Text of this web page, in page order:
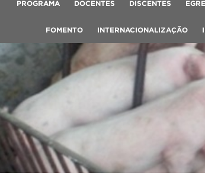
PROGRAMA DOCENTES DISCENTES
FOMENTO INTERNACIONALIZAÇÃO